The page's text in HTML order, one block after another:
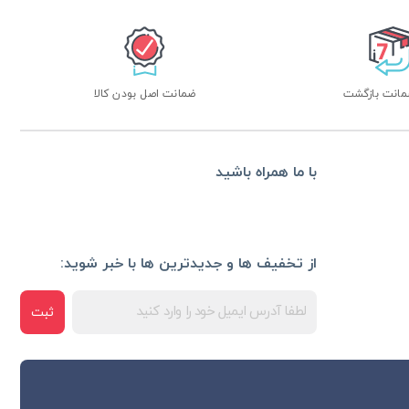
ضمانت اصل بودن کالا
از تخفیف ها و جدیدترین ها با خبر شوید:
ثبت
با ما همراه باشید